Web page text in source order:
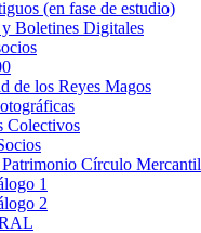
(en fase de estudio)
Boletines Digitales
de los Reyes Magos
Colectivos
Patrimonio Círculo Mercantil
1
2